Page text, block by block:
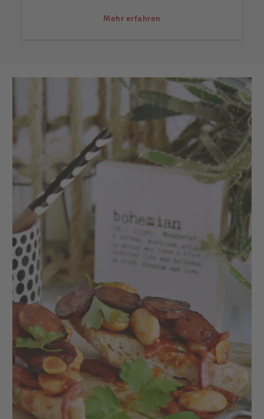
Mehr erfahren
blaustichig (kalte Farbtemperatur) erscheinen,
Kamera ausgleichen. Aktivieren Sie dafür
entweder den "automatischen Weißabgleich" in
den Einstellungen Ihres Fotoapparats – das ist
die einfachste Möglichkeit – oder aber Sie führen
diesen manuell durch. Wie das funktioniert, lesen
Sie in der Bedienungsanleitung Ihrer Kamera.